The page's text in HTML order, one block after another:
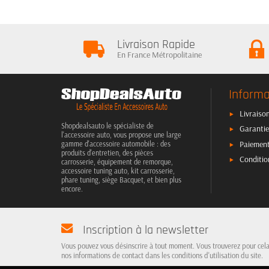
Livraison Rapide
En France Métropolitaine
Shopdealsauto le spécialiste de
l'accessoire auto, vous propose une large
gamme d'accessoire automobile : des
produits d'entretien, des pièces
carrosserie, équipement de remorque,
accessoire tuning auto, kit carrosserie,
phare tuning, siège Bacquet, et bien plus
encore.
Inscription à la newsletter
Vous pouvez vous désinscrire à tout moment. Vous trouverez pour cela
nos informations de contact dans les conditions d'utilisation du site.